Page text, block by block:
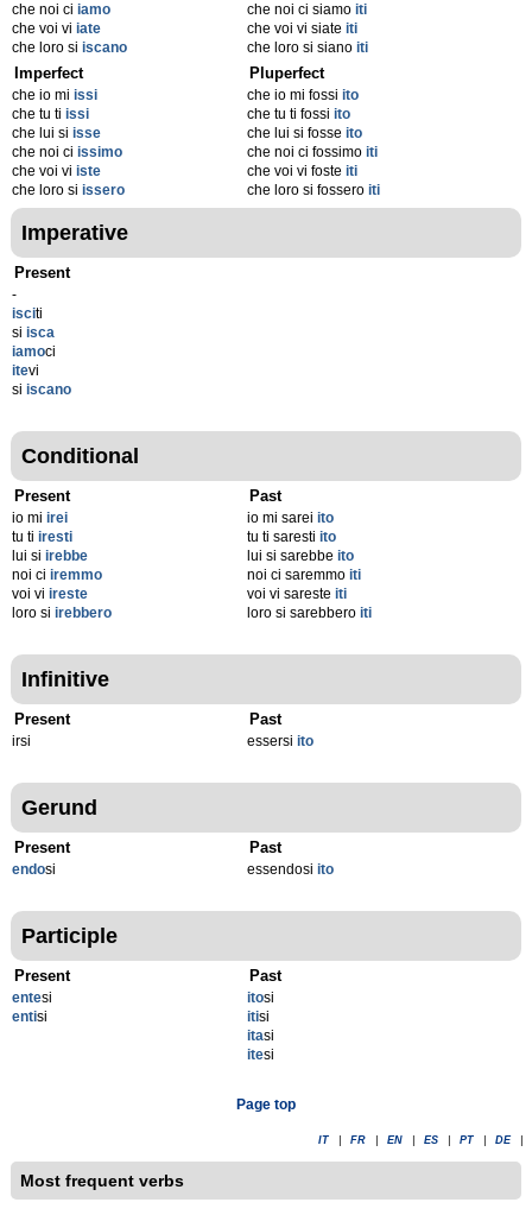
che noi ci iamo
che voi vi iate
che loro si iscano
che noi ci siamoiti
che voi vi siateiti
che loro si sianoiti
Imperfect
che io mi issi
che tu ti issi
che lui si isse
che noi ci issimo
che voi vi iste
che loro si issero
Pluperfect
che io mi fossiito
che tu ti fossiito
che lui si fosseito
che noi ci fossimoiti
che voi vi fosteiti
che loro si fosseroiti
Imperative
Present
-
isciti
si isca
iamoci
itevi
si iscano
Conditional
Present
io mi irei
tu ti iresti
lui si irebbe
noi ci iremmo
voi vi ireste
loro si irebbero
Past
io mi sareiito
tu ti sarestiito
lui si sarebbeito
noi ci saremmoiti
voi vi saresteiti
loro si sarebberoiti
Infinitive
Present
irsi
Past
essersiito
Gerund
Present
endosi
Past
essendosiito
Participle
Present
entesi
entisi
Past
itosi
itisi
itasi
itesi
Page top
IT FR EN ES PT DE
Most frequent verbs